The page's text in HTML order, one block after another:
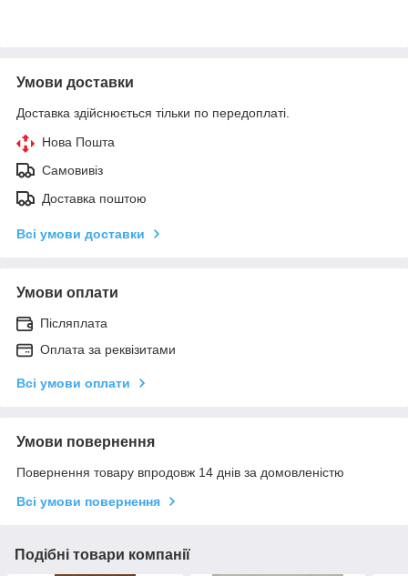
Умови доставки
Доставка здійснюється тільки по передоплаті.
Нова Пошта
Самовивіз
Доставка поштою
Всі умови доставки
Умови оплати
Післяплата
Оплата за реквізитами
Всі умови оплати
Умови повернення
Повернення товару впродовж 14 днів за домовленістю
Всі умови повернення
Подібні товари компанії